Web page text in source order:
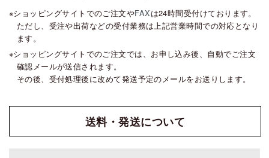
ショッピングサイトでのご注文やFAXは24時間受付けております。
ただし、受注や出荷などの受付業務は上記営業時間での対応となり
ます。
ショッピングサイトでのご注文では、お申し込み後、自動でご注文
確認メールが送信されます。
その後、受付処理後に改めて発送予定のメールをお送りします。
送料・発送について